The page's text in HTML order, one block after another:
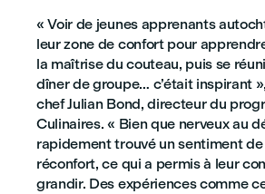
« Voir de jeunes apprenants
leur zone de confort pour
la maîtrise du couteau, puis se
dîner de groupe… c’était inspirant
chef Julian Bond, directeur du
Culinaires. « Bien que nerveux au
rapidement trouvé un sentiment
réconfort, ce qui a permis à leur
grandir. Des expériences comme